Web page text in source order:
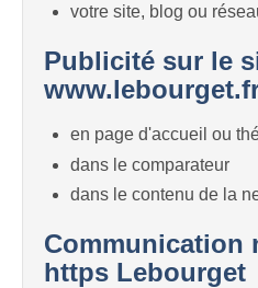
votre site, blog ou
Publicité sur le
en page d'accueil ou
dans le comparateur
dans le contenu de la
Communication
https Lebourget